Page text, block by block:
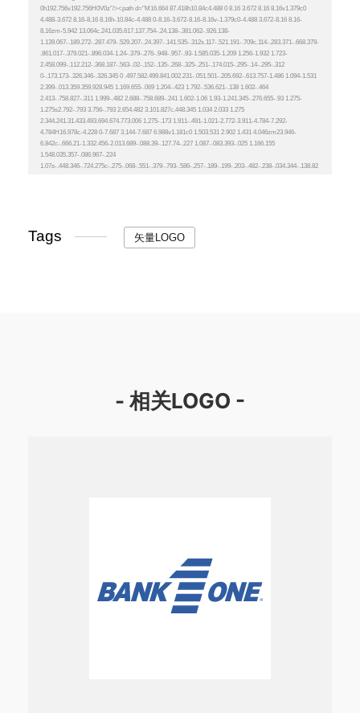
Tags 矢量LOGO
- 相关LOGO -